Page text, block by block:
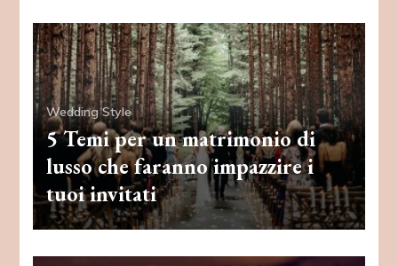
Wedding Style
5 Temi per un matrimonio di
lusso che faranno impazzire i
tuoi invitati